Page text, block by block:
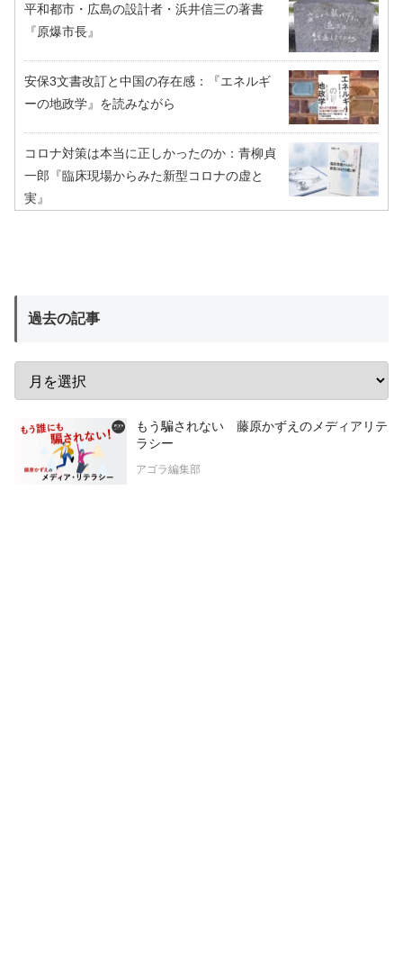
平和都市・広島の設計者・浜井信三の著書
『原爆市長』
安保3文書改訂と中国の存在感：『エネルギ
ーの地政学』を読みながら
コロナ対策は本当に正しかったのか：青柳貞
一郎『臨床現場からみた新型コロナの虚と
実』
過去の記事
もう騙されない 藤原かずえのメディアリテ
ラシー
アゴラ編集部